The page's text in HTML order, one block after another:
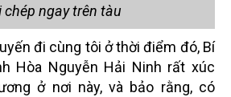
chép ngay trên tàu
đi cùng tôi ở thời điểm đó, Bí
Hòa Nguyễn Hải Ninh rất xúc
ở nơi này, và bảo rằng, có